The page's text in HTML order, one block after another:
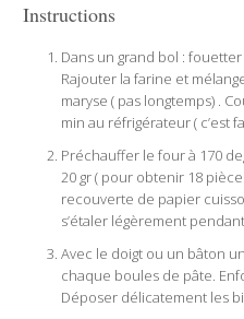
Instructions
Dans un grand bol :
Rajouter la farine et
maryse ( pas longtemps) .
min au réfrigérateur ( c’est
Préchauffer le four à 170
20 gr ( pour obtenir 18
recouverte de papier
s’étaler légèrement
Avec le doigt ou un bâton
chaque boules de pâte.
Déposer délicatement les